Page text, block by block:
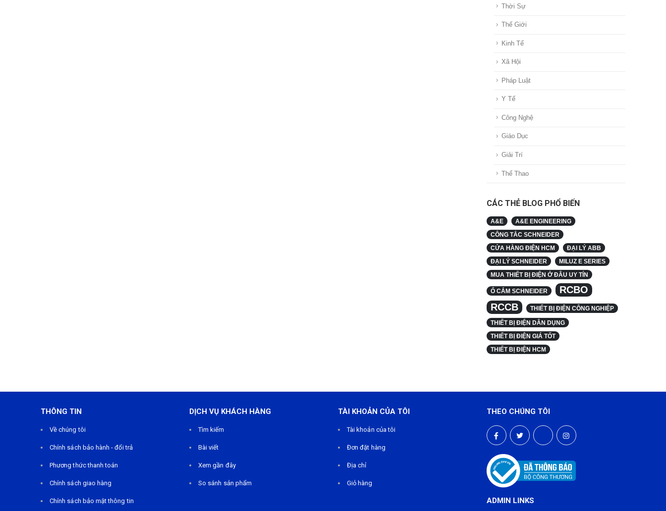
Thời Sự
Thế Giới
Kinh Tế
Xã Hội
Pháp Luật
Y Tế
Công Nghệ
Giáo Dục
Giải Trí
Thể Thao
CÁC THẺ BLOG PHỔ BIẾN
A&E A&E ENGINEERING
CÔNG TẮC SCHNEIDER
CỬA HÀNG ĐIỆN HCM ĐẠI LÝ ABB
ĐẠI LÝ SCHNEIDER MILUZ E SERIES
MUA THIẾT BỊ ĐIỆN Ở ĐÂU UY TÍN
Ổ CẮM SCHNEIDER
RCBO
RCCB
THIẾT BỊ ĐIỆN CÔNG NGHIỆP
THIẾT BỊ ĐIỆN DÂN DỤNG
THIẾT BỊ ĐIỆN GIÁ TỐT
THIẾT BỊ ĐIỆN HCM
THÔNG TIN
Về chúng tôi
Chính sách bảo hành - đổi trả
Phương thức thanh toán
Chính sách giao hàng
Chính sách bảo mật thông tin
DỊCH VỤ KHÁCH HÀNG
Tìm kiếm
Bài viết
Xem gần đây
So sánh sản phẩm
TÀI KHOẢN CỦA TÔI
Tài khoản của tôi
Đơn đặt hàng
Địa chỉ
Giỏ hàng
THEO CHÚNG TÔI
ADMIN LINKS